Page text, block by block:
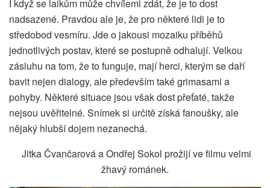
I když se laikům může chvílemi zdát, že je to dost
nadsazené. Pravdou ale je, že pro některé lidi je to
středobod vesmíru. Jde o jakousi mozaiku příběhů
jednotlivých postav, které se postupně odhalují. Velkou
zásluhu na tom, že to funguje, mají herci, kterým se daří
bavit nejen dialogy, ale především také grimasami a
pohyby. Některé situace jsou však dost přeťaté, takže
nejsou uvěřitelné. Snímek si určitě získá fanoušky, ale
nějaký hlubší dojem nezanechá.
Jitka Čvančarová a Ondřej Sokol prožijí ve filmu velmi
žhavý románek.